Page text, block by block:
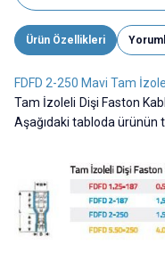
Ürün Özellikleri
FDFD 2-250 Mavi Tam
Tam İzoleli Dişi Faston
Aşağıdaki tabloda ürünün